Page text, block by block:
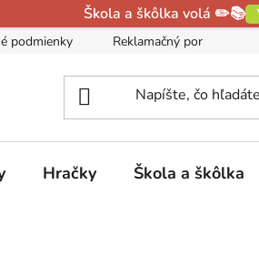
Škola a škôlka volá ✏️📚
podmienky Reklamačný poriadok
Hračky Škola a škôlka